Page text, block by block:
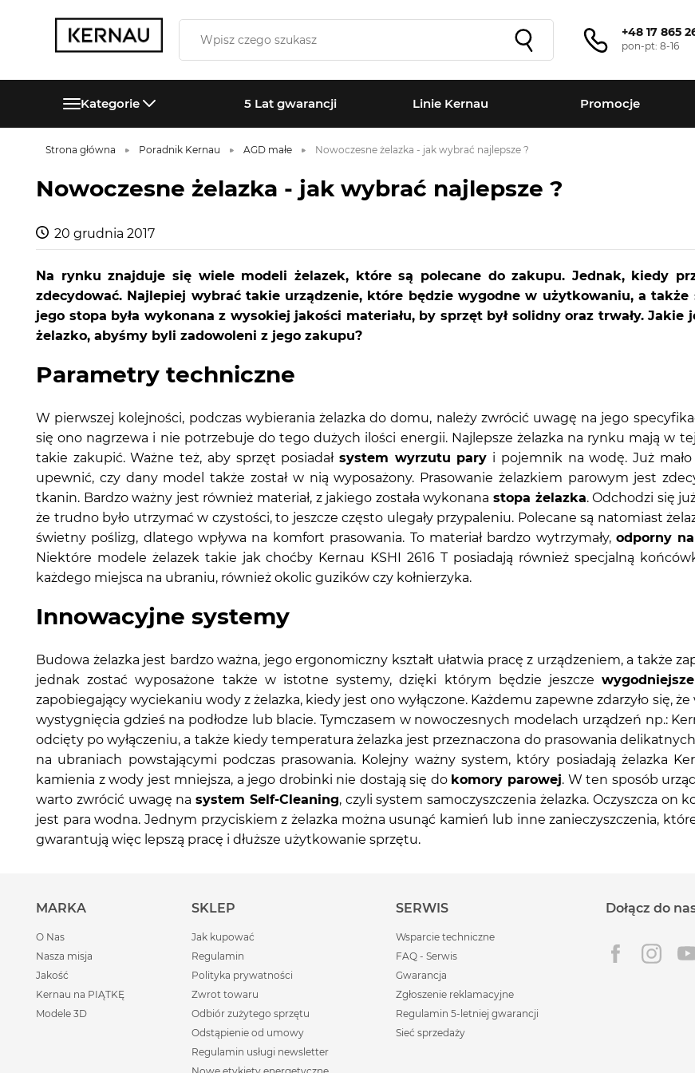
+48 17 865
pon-pt: 8-16
Kategorie 5 Lat gwarancji Linie Kernau Promocje
Strona główna Poradnik Kernau AGD małe Nowoczesne żelazka - jak wybrać najlepsze ?
Nowoczesne żelazka - jak wybrać najlepsze ?
20 grudnia 2017
Na rynku znajduje się wiele modeli żelazek, które są polecane do zakupu. Jednak, kiedy
zdecydować. Najlepiej wybrać takie urządzenie, które będzie wygodne w użytkowaniu, a
jego stopa była wykonana z wysokiej jakości materiału, by sprzęt był solidny oraz trwały.
żelazko, abyśmy byli zadowoleni z jego zakupu?
Parametry techniczne
W pierwszej kolejności, podczas wybierania żelazka do domu, należy zwrócić uwagę na jego
się ono nagrzewa i nie potrzebuje do tego dużych ilości energii. Najlepsze żelazka na rynku mają w
takie zakupić. Ważne też, aby sprzęt posiadał system wyrzutu pary i pojemnik na wodę. Już
upewnić, czy dany model także został w nią wyposażony. Prasowanie żelazkiem parowym jest
tkanin. Bardzo ważny jest również materiał, z jakiego została wykonana stopa żelazka. Odchodzi się
że trudno było utrzymać w czystości, to jeszcze często ulegały przypaleniu. Polecane są natomiast
świetny poślizg, dlatego wpływa na komfort prasowania. To materiał bardzo wytrzymały,odporny
Niektóre modele żelazek takie jak choćby Kernau KSHI 2616 T posiadają również specjalną
każdego miejsca na ubraniu, również okolic guzików czy kołnierzyka.
Innowacyjne systemy
Budowa żelazka jest bardzo ważna, jego ergonomiczny kształt ułatwia pracę z urządzeniem, a także
jednak zostać wyposażone także w istotne systemy, dzięki którym będzie jeszczewygodniejsze
zapobiegający wyciekaniu wody z żelazka, kiedy jest ono wyłączone. Każdemu zapewne zdarzyło się,
wystygnięcia gdzieś na podłodze lub blacie. Tymczasem w nowoczesnych modelach urządzeń np.:
odcięty po wyłączeniu, a także kiedy temperatura żelazka jest przeznaczona do prasowania
na ubraniach powstającymi podczas prasowania. Kolejny ważny system, który posiadają żelazka
kamienia z wody jest mniejsza, a jego drobinki nie dostają się do komory parowej. W ten sposób
warto zwrócić uwagę nasystem Self-Cleaning, czyli system samoczyszczenia żelazka. Oczyszcza on
jest para wodna. Jednym przyciskiem z żelazka można usunąć kamień lub inne zanieczyszczenia,
gwarantują więc lepszą pracę i dłuższe użytkowanie sprzętu.
MARKA
O Nas
Nasza misja
Jakość
Kernau na PIĄTKĘ
Modele 3D
SKLEP
Jak kupować
Regulamin
Polityka prywatności
Zwrot towaru
Odbiór zużytego sprzętu
Odstąpienie od umowy
Regulamin usługi newsletter
SERWIS
Wsparcie techniczne
FAQ - Serwis
Gwarancja
Zgłoszenie reklamacyjne
Regulamin 5-letniej gwarancji
Sieć sprzedaży
Dołącz do